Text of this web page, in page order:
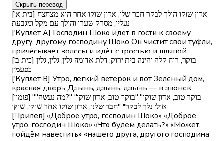
Скрыть перевод
['בית א] אדון שוקו הולך לבקר חבר שלו, אדון שוקו אחר הוא מצחצח
נעליו, מסרק שערו והולך עם מקל ומגבעת
['Куплет A] Господин Шоко идёт в гости к своему
другу, другому господину Шоко Он чистит свои туфли,
причёсывает волосы и идёт с тростью и шляпой
['בית ב] בוקר, רוח קלה והינה בית ירוק, דלת אדומה גלין, גלין, גלין
בפעמון
['Куплет B] Утро, лёгкий ветерок и вот Зелёный дом,
красная дверь Дзынь, дзынь, дзынь — в звонок
[פזמון] "בוקר טוב, אדון שוקו" "בוקר טוב, אדון שוקו" "?מה נעשה"
אולי נלך לבקר" "חבר שלנו, אדון שוקו אחר שוקו, שוקו
[Припев] «Доброе утро, господин Шоко» «Доброе
утро, господин Шоко» «Что будем делать?» «Может,
пойдём навестить» «нашего друга, другого господина